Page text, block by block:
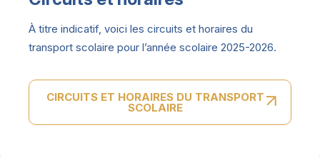
À titre indicatif, voici les circuits et horaires du
transport scolaire pour l’année scolaire 2025-2026.
CIRCUITS ET HORAIRES DU TRANSPORT
SCOLAIRE